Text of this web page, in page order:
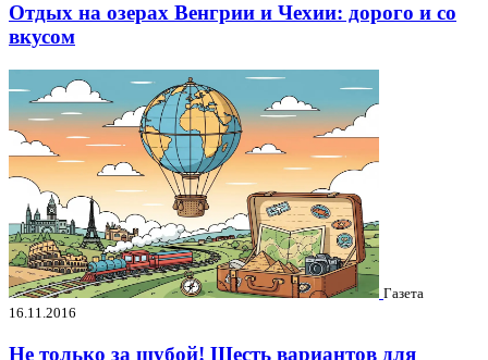
Отдых на озерах Венгрии и Чехии: дорого и со
вкусом
Газета
16.11.2016
Не только за шубой! Шесть вариантов для